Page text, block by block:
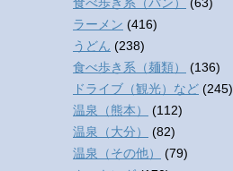
ラーメン (416)
うどん (238)
食べ歩き系（麺類）
(136)
ドライブ（観光）など (245)
温泉（熊本）
(112)
温泉（大分）
(82)
温泉（その他）
(79)